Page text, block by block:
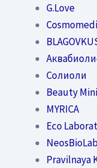
G.Love
Солиоли
Beauty
MYRICA
Eco
NeosBioLab
Pravilnaya